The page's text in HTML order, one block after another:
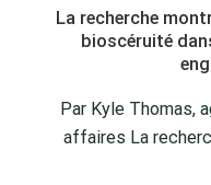
La recherche
bioscéruité
Par Kyle Thomas,
affaires La